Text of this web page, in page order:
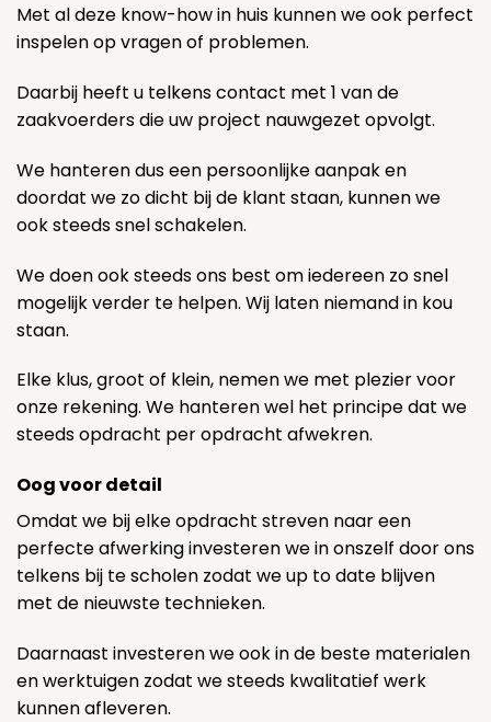
Met al deze know-how in huis kunnen we ook perfect
inspelen op vragen of problemen.
Daarbij heeft u telkens contact met 1 van de
zaakvoerders die uw project nauwgezet opvolgt.
We hanteren dus een persoonlijke aanpak en
doordat we zo dicht bij de klant staan, kunnen we
ook steeds snel schakelen.
We doen ook steeds ons best om iedereen zo snel
mogelijk verder te helpen. Wij laten niemand in kou
staan.
Elke klus, groot of klein, nemen we met plezier voor
onze rekening. We hanteren wel het principe dat we
steeds opdracht per opdracht afwekren.
Oog voor detail
Omdat we bij elke opdracht streven naar een
perfecte afwerking investeren we in onszelf door ons
telkens bij te scholen zodat we up to date blijven
met de nieuwste technieken.
Daarnaast investeren we ook in de beste materialen
en werktuigen zodat we steeds kwalitatief werk
kunnen afleveren.